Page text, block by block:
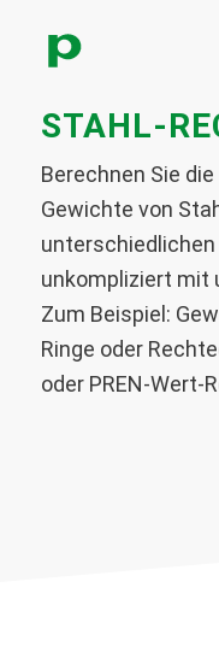
STAHL-
Berechnen Sie
Gewichte von
unkompliziert mit
Zum Beispiel:
Ringe oder
oder PREN-Wert-